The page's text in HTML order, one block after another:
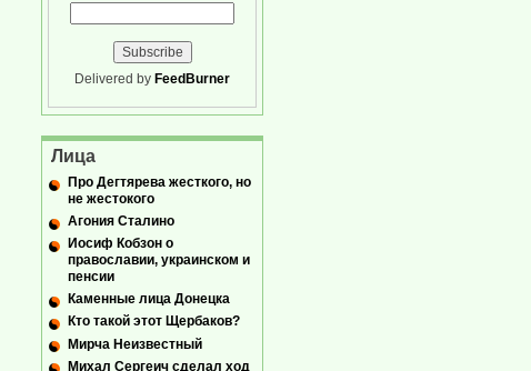
Delivered by FeedBurner
Лица
Про Дегтярева жесткого, но
не жестокого
Агония Сталино
Иосиф Кобзон о
православии, украинском и
пенсии
Каменные лица Донецка
Кто такой этот Щербаков?
Мирча Неизвестный
Михал Сергеич сделал ход